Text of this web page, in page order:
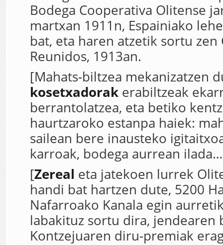
Bodega Cooperativa Olitense
martxan 1911n, Espainiako
bat, eta haren atzetik sortu zen
Reunidos, 1913an.
[Mahats-biltzea mekanizatzen
kosetxadorak erabiltzeak
berrantolatzea, eta betiko
haurtzaroko estanpa haiek:
sailean bere inausteko
karroak, bodega aurrean ilada…
[Zereal eta jatekoen lurrek
handi bat hartzen dute, 5200
Nafarroako Kanala egin
labakituz sortu dira, jendearen
Kontzejuaren diru-premiak